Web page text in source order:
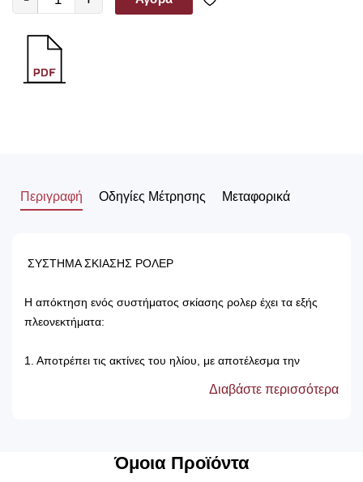
Περιγραφή Οδηγίες Μέτρησης Μεταφορικά
ΣΥΣΤΗΜΑ ΣΚΙΑΣΗΣ ΡΟΛΕΡ
Η απόκτηση ενός συστήματος σκίασης ρολερ έχει τα εξής
πλεονεκτήματα:
1. Αποτρέπει τις ακτίνες του ηλίου, με αποτέλεσμα την
2. Δεν χρειάζονται πλύσιμο, καθώς καθαρίζονται μόνο με ένα
χρόνο αλλά και στον ήλιο.
4. Μπορούν να τοποθετηθούν κάτω από ξύλινη μετώπη ή
Διαβάστε περισσότερα
Όμοια Προϊόντα